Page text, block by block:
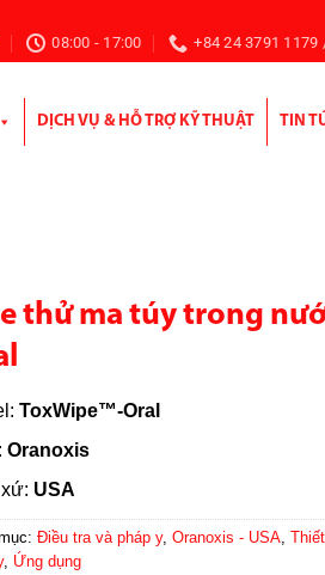
08:00 - 17:00 +84 24 3791 1179
DỊCH VỤ & HỖ TRỢ KỸ THUẬT TIN
thử ma túy trong
ToxWipe™-Oral
Oranoxis
USA
Điều tra và pháp y,Oranoxis - USA ,
, Ứng dụng